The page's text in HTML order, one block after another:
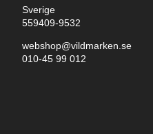
Sverige
559409-9532
webshop@vildmarken.se
010-45 99 012